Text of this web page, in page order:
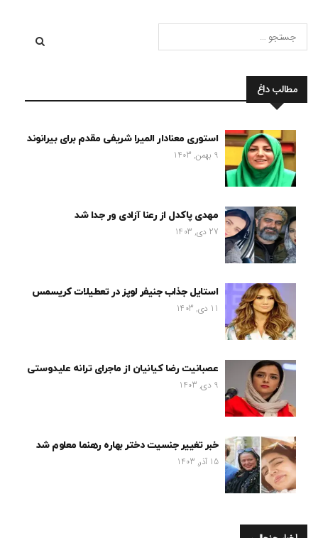
مطالب داغ
استوری معنادار المیرا شریفی مقدم برای بیرانوند
9 بهمن, 1403
مهدی پاکدل از رعنا آزادی ور جدا شد
27 دی, 1403
استایل جذاب جنیفر لوپز در تعطیلات کریسمس
11 دی, 1403
عصبانیت رضا کیانیان از ماجرای ترانه علیدوستی
9 دی, 1403
خبر تغییر جنسیت دختر بهاره رهنما معلوم شد
15 آذر, 1403